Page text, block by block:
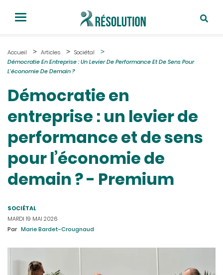
Accueil Articles
Sociétal
Démocratie En Entreprise : Un Levier De Performance Et De Sens Pour
L’économie De Demain ?
Démocratie en
entreprise : un levier de
performance et de sens
pour l’économie de
demain ? - Premium
SOCIÉTAL
MARDI 19 MAI 2026
Par Marie Bardet-Crougnaud